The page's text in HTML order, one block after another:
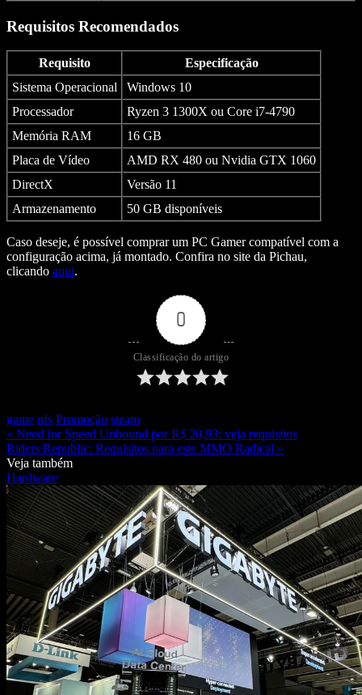
Requisitos Recomendados
Requisito
Especificação
Sistema Operacional
Windows 10
Processador
Ryzen 3 1300X ou Core i7-4790
Memória RAM
16 GB
Placa de Vídeo
AMD RX 480 ou Nvidia GTX 1060
DirectX
Versão 11
Armazenamento
50 GB disponíveis
Caso deseje, é possível comprar um PC Gamer compatível com a
configuração acima, já montado. Confira no site da Pichau,
clicando aqui.
0
Classificação do artigo
game nfs Promoção steam
« Need for Speed Unbound por R$ 20,93: veja requisitos
Riders Republic: Requisitos para este MMO Radical »
Veja também
Hardware